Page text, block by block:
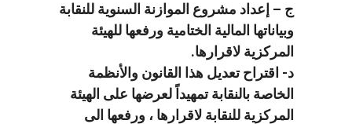
ج – إعداد مشروع الموازنة السنوية للنقابة
وبياناتها المالية الختامية ورفعها للهيئة
المركزية لاقرارها.
د- اقتراح تعديل هذا القانون والأنظمة
الخاصة بالنقابة تمهيداً لعرضها على الهيئة
المركزية للنقابة لاقرارها ، ورفعها الى